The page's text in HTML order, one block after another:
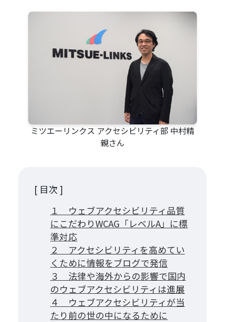
ミツエーリンクス アクセシビリティ部 中村精
親さん
[ 目次 ]
１ ウェブアクセシビリティ品質
にこだわりWCAG「レベルA」に標
準対応
２ アクセシビリティを高めてい
くために情報をブログで発信
３ 法律や海外からの影響で国内
のウェブアクセシビリティは進展
４ ウェブアクセシビリティが当
たり前の世の中になるために